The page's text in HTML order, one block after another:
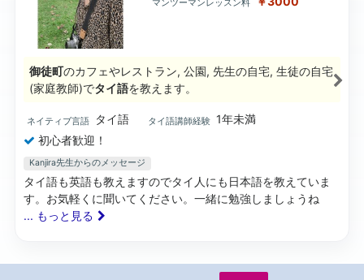
マンツーマンレッスン料
御徒町のカフェやレストラン, 公園, 先生の自宅, 生徒の自宅
(家庭教師)でタイ語を教えます。
ネイティブ言語 タイ語 タイ語講師経験 1年未満
初心者歓迎！
Kanjira先生からのメッセージ
タイ語も英語も教えますのでタイ人にも日本語を教えていま
す。お気軽くに聞いてください。一緒に勉強しましょうね
... もっと見る